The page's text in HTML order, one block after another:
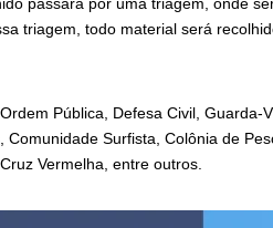
triagem, todo material será
Pública, Defesa Civil, Guarda-
Surfista, Colônia de
Vermelha, entre outros.